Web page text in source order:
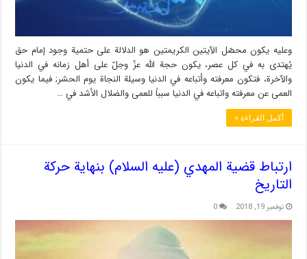
وعليه يكون محصّل الآيتين الكريمتين هو الدلالة على حتمية وجود إمام حق
يُهتدى به في كل عصر، يكون حجة الله عزّ وجلّ على أهل زمانه في الدنيا
والآخرة، فتكون معرفته وأتباعه في الدنيا وسيلة النجاة يوم الحشر; فيما يكون
العمى عن معرفته واتباعه في الدنيا سبباً للعمى والضلال الأشد في …
أكمل القراءة »
ارتباط قضية المهدي (عليه السلام) بنهاية حركة
التاريخ
نوفمبر 19, 2018 0